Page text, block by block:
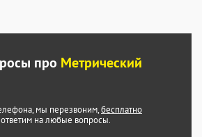
про Метрический
мы перезвоним,бесплатно
на любые вопросы.